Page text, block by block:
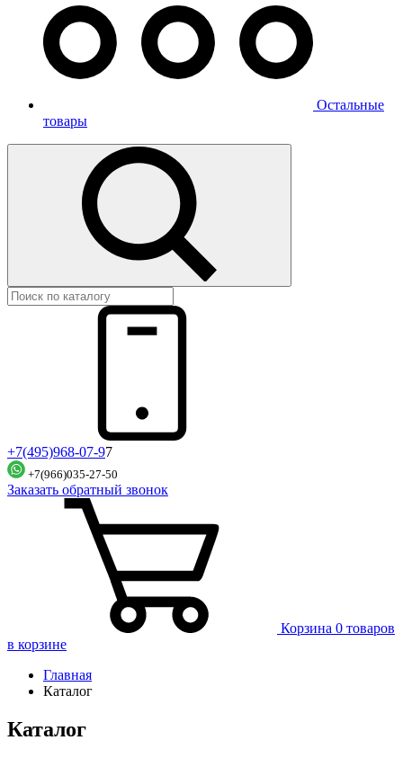
Остальные
товары
+7(495)968-07-97
+7(966)035-27-50
Заказать обратный звонок
Корзина 0 товаров
в корзине
Главная
Каталог
Каталог